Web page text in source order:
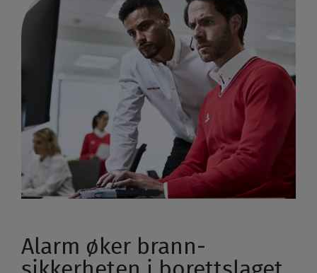
Alarm øker brann­